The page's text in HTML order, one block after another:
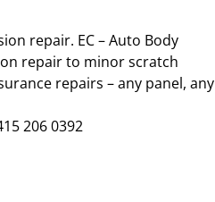
repair. EC – Auto Body
repair to minor scratch
repairs – any panel, any
206 0392